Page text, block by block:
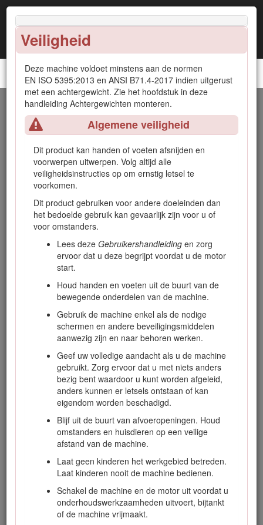
Veiligheid
Deze machine voldoet minstens aan de normen
EN ISO 5395:2013 en ANSI B71.4-2017 indien uitgerust
met een achtergewicht. Zie het hoofdstuk in deze
handleiding Achtergewichten monteren.
Algemene veiligheid
Dit product kan handen of voeten afsnijden en
voorwerpen uitwerpen. Volg altijd alle
veiligheidsinstructies op om ernstig letsel te
voorkomen.
Dit product gebruiken voor andere doeleinden dan
het bedoelde gebruik kan gevaarlijk zijn voor u of
voor omstanders.
Lees deze Gebruikershandleiding en zorg
ervoor dat u deze begrijpt voordat u de motor
start.
Houd handen en voeten uit de buurt van de
bewegende onderdelen van de machine.
Gebruik de machine enkel als de nodige
schermen en andere beveiligingsmiddelen
aanwezig zijn en naar behoren werken.
Geef uw volledige aandacht als u de machine
gebruikt. Zorg ervoor dat u met niets anders
bezig bent waardoor u kunt worden afgeleid,
anders kunnen er letsels ontstaan of kan
eigendom worden beschadigd.
Blijf uit de buurt van afvoeropeningen. Houd
omstanders en huisdieren op een veilige
afstand van de machine.
Laat geen kinderen het werkgebied betreden.
Laat kinderen nooit de machine bedienen.
Schakel de machine en de motor uit voordat u
onderhoudswerkzaamheden uitvoert, bijtankt
of de machine vrijmaakt.
Reelmaster® 5610 tractie-eenheid
Inleiding
Deze machine is een zitmaaier met messenkooi bedoeld
voor gebruik door professionele bestuurders in commerciële
toepassingen. De machine is voornamelijk ontworpen voor
het maaien van gras op goed onderhouden gazons.
Important: Om de veiligheid en de prestaties van deze
machine te optimaliseren en een juist gebruik ervan te
garanderen, moet u de inhoud van deze
Gebruikershandleiding
volgen of geen goede training krijgt, kan dit leiden tot
letsel. Ga naar www.Toro.com voor meer informatie over
veilige bediening, inclusief veiligheidstips en
trainingsmaterialen.
Neem rechtstreeks contact op met Toro via www.toro.com
voor trainingsmaterialen over productveiligheid en -
bediening, informatie over accessoires, om een verdeler te
zoeken of om uw product rechtstreeks te registreren.
Als u service, originele Toro onderdelen of aanvullende
informatie nodig hebt, kunt u contact opnemen met een
erkende servicedealer of met de klantenservice van Toro. U
dient hierbij altijd het modelnummer en het serienummer van
het product te vermelden. De locatie van het plaatje met het
aangegeven op Figuur1. U kunt de nummers noteren in de
ruimte hieronder.
(indien aanwezig) op het plaatje met het serienummer
scannen om toegang te krijgen tot de garantie,
onderdelen en andere productinformatie.